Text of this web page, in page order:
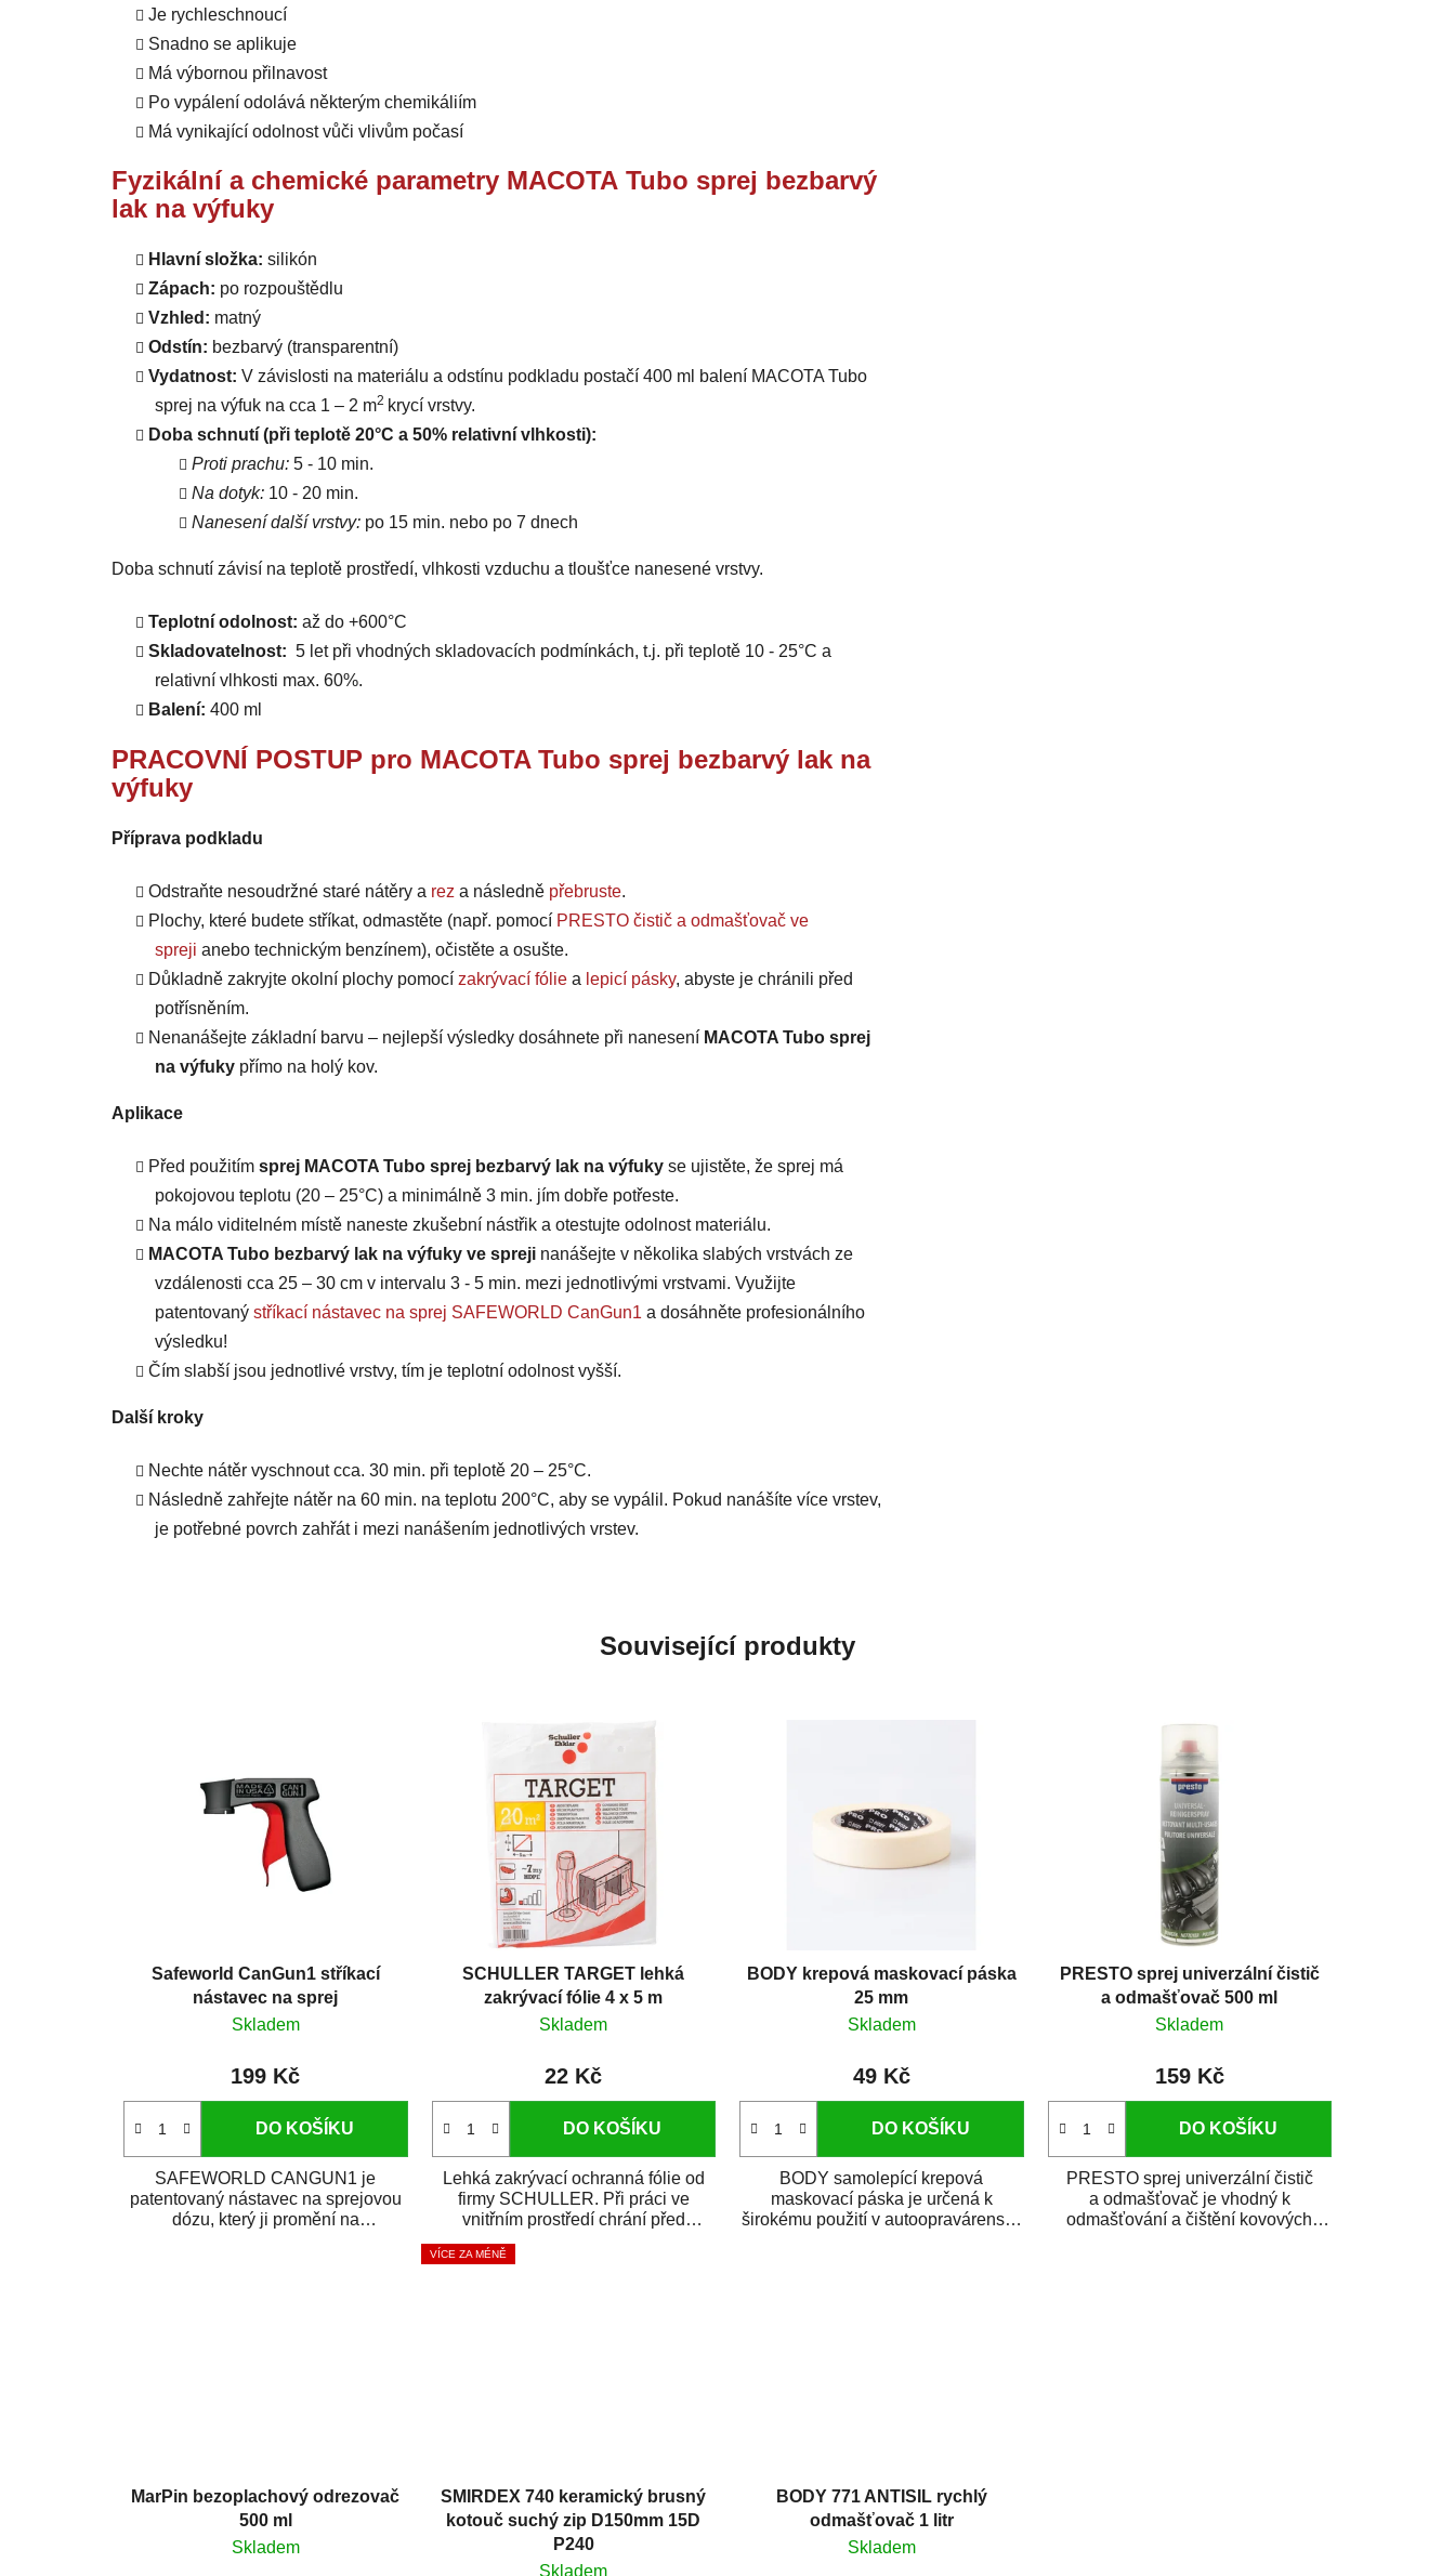
Je rychleschnoucí
Snadno se aplikuje
Má výbornou přilnavost
Po vypálení odolává některým chemikáliím
Má vynikající odolnost vůči vlivům počasí
Fyzikální a chemické parametry MACOTA Tubo sprej bezbarvý
lak na výfuky
Hlavní složka: silikón
Zápach: po rozpouštědlu
Vzhled: matný
Odstín: bezbarvý (transparentní)
Vydatnost: V závislosti na materiálu a odstínu podkladu postačí 400 ml balení MACOTA Tubo
sprej na výfuk na cca 1 – 2 m2 krycí vrstvy.
Doba schnutí (při teplotě 20°C a 50% relativní vlhkosti):
Proti prachu: 5 - 10 min.
Na dotyk: 10 - 20 min.
Nanesení další vrstvy: po 15 min. nebo po 7 dnech
Doba schnutí závisí na teplotě prostředí, vlhkosti vzduchu a tloušťce nanesené vrstvy.
Teplotní odolnost: až do +600°C
Skladovatelnost: 5 let při vhodných skladovacích podmínkách, t.j. při teplotě 10 - 25°C a
relativní vlhkosti max. 60%.
Balení: 400 ml
PRACOVNÍ POSTUP pro MACOTA Tubo sprej bezbarvý lak na
výfuky
Příprava podkladu
Odstraňte nesoudržné staré nátěry a rez a následně přebruste.
Plochy, které budete stříkat, odmastěte (např. pomocí PRESTO čistič a odmašťovač ve
spreji anebo technickým benzínem), očistěte a osušte.
Důkladně zakryjte okolní plochy pomocí zakrývací fólie a lepicí pásky, abyste je chránili před
potřísněním.
Nenanášejte základní barvu – nejlepší výsledky dosáhnete při nanesení MACOTA Tubo sprej
na výfuky přímo na holý kov.
Aplikace
Před použitím sprej MACOTA Tubo sprej bezbarvý lak na výfuky se ujistěte, že sprej má
pokojovou teplotu (20 – 25°C) a minimálně 3 min. jím dobře potřeste.
Na málo viditelném místě naneste zkušební nástřik a otestujte odolnost materiálu.
MACOTA Tubo bezbarvý lak na výfuky ve spreji nanášejte v několika slabých vrstvách ze
vzdálenosti cca 25 – 30 cm v intervalu 3 - 5 min. mezi jednotlivými vrstvami. Využijte
patentovaný stříkací nástavec na sprej SAFEWORLD CanGun1 a dosáhněte profesionálního
výsledku!
Čím slabší jsou jednotlivé vrstvy, tím je teplotní odolnost vyšší.
Další kroky
Nechte nátěr vyschnout cca. 30 min. při teplotě 20 – 25°C.
Následně zahřejte nátěr na 60 min. na teplotu 200°C, aby se vypálil. Pokud nanášíte více vrstev,
je potřebné povrch zahřát i mezi nanášením jednotlivých vrstev.
Související produkty
Safeworld CanGun1 stříkací
nástavec na sprej
Skladem
199 Kč
DO KOŠÍKU
SAFEWORLD CANGUN1 je
patentovaný nástavec na sprejovou
dózu, který ji promění na
SCHULLER TARGET lehká
zakrývací fólie 4 x 5 m
Skladem
22 Kč
DO KOŠÍKU
Lehká zakrývací ochranná fólie od
firmy SCHULLER. Při práci ve
vnitřním prostředí chrání před
BODY krepová maskovací páska
25 mm
Skladem
49 Kč
DO KOŠÍKU
BODY samolepící krepová
maskovací páska je určená k
širokému použití v autoopravárenství
PRESTO sprej univerzální čistič
a odmašťovač 500 ml
Skladem
159 Kč
DO KOŠÍKU
PRESTO sprej univerzální čistič
a odmašťovač je vhodný k
odmašťování a čištění kovových
MarPin bezoplachový odrezovač
500 ml
Skladem
VÍCE ZA MÉNĚ
SMIRDEX 740 keramický brusný
kotouč suchý zip D150mm 15D
P240
Skladem
BODY 771 ANTISIL rychlý
odmašťovač 1 litr
Skladem